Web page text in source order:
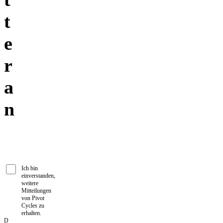
t
e
r
a
n
Ich bin
einverstanden,
weitere
Mitteilungen
von Pivot
Cycles zu
erhalten.
D